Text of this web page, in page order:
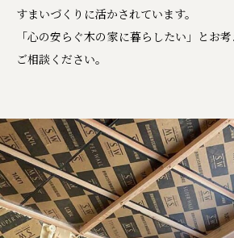
すまいづくりに活かされています。
「心の安らぐ木の家に暮らしたい」とお
ご相談ください。